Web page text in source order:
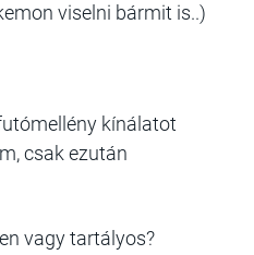
viselni bármit is..)
kínálatot
csak ezután
vagy tartályos?